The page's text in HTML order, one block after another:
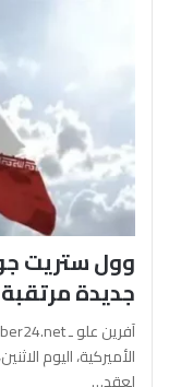
وول ستريت
جديدة
الأميركية، اليوم